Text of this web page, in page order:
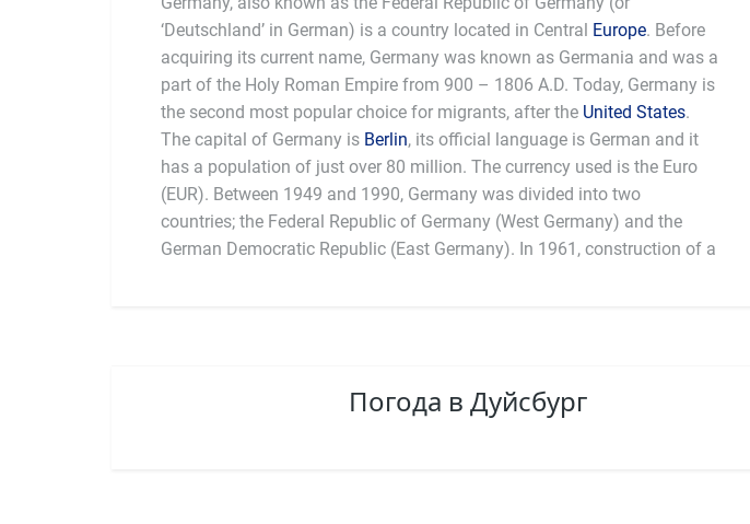
‘Deutschland’ in German) is a country located in Central Europe. Before
acquiring its current name, Germany was known as Germania and was a
part of the Holy Roman Empire from 900 – 1806 A.D. Today, Germany is
the second most popular choice for migrants, after the United States.
The capital of Germany is Berlin, its official language is German and it
has a population of just over 80 million. The currency used is the Euro
(EUR). Between 1949 and 1990, Germany was divided into two
countries; the Federal Republic of Germany (West Germany) and the
German Democratic Republic (East Germany). In 1961, construction of a
founding member of the European Union. Germans are known for their
food (sausages) and beer. Germans are amongst the biggest beer
Погода в Дуйсбург